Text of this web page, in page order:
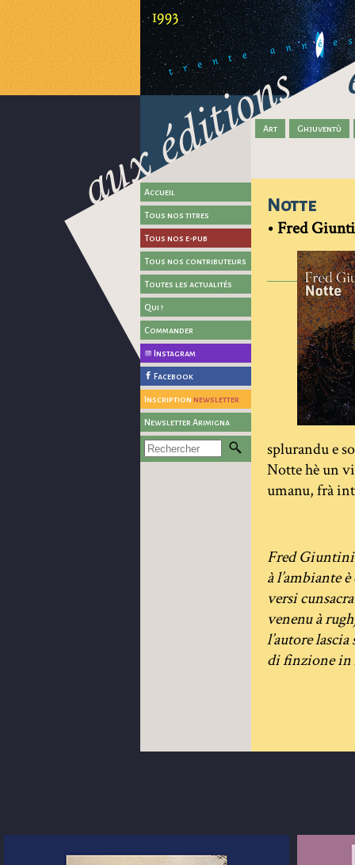
Art Ghjuventù
Notte
•Fred
splurandu e
Notte hè un
umanu, frà
Fred Giuntini
à l’ambiante
versi
venenu à
l’autore
di finzione in
Accueil
Tous nos titres
Tous nos e-pub
Tous nos contributeurs
Toutes les actualités
Qui ?
Commander
Instagram
Facebook
Inscription newsletter
Newsletter Arimigna